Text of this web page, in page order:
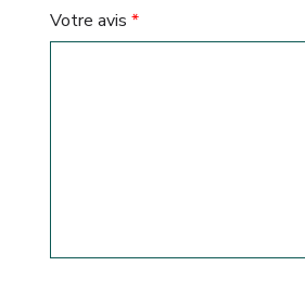
Votre avis *